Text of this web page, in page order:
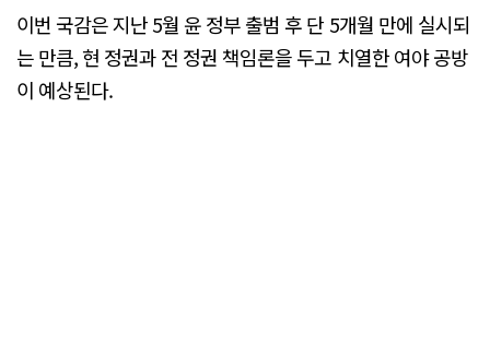
이번 국감은 지난 5월 윤 정부 출범 후 단 5개월 만에 실시되
는 만큼, 현 정권과 전 정권 책임론을 두고 치열한 여야 공방
이 예상된다.